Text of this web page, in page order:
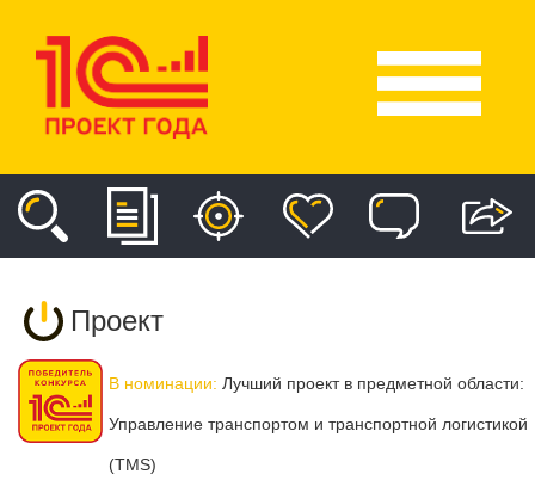
Проект
В номинации: Лучший проект в предметной области:
Управление транспортом и транспортной логистикой
(TMS)